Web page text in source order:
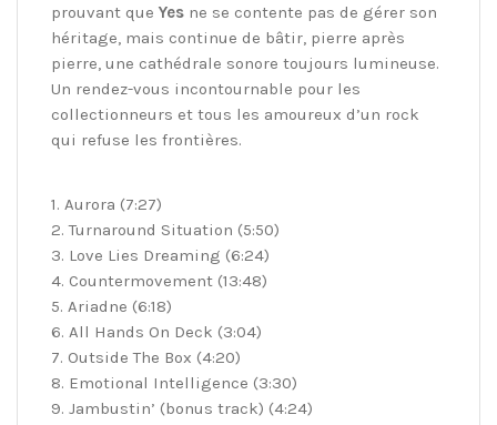
prouvant que Yes ne se contente pas de gérer son
héritage, mais continue de bâtir, pierre après
pierre, une cathédrale sonore toujours lumineuse.
Un rendez-vous incontournable pour les
collectionneurs et tous les amoureux d’un rock
qui refuse les frontières.
1. Aurora (7:27)
2. Turnaround Situation (5:50)
3. Love Lies Dreaming (6:24)
4. Countermovement (13:48)
5. Ariadne (6:18)
6. All Hands On Deck (3:04)
7. Outside The Box (4:20)
8. Emotional Intelligence (3:30)
9. Jambustin’ (bonus track) (4:24)